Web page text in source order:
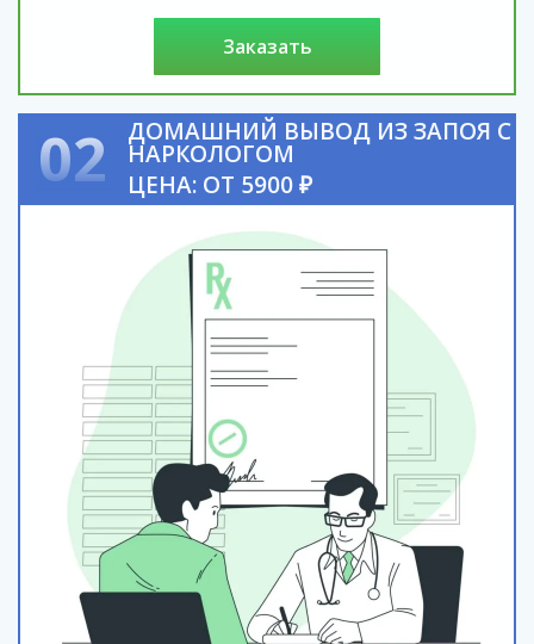
заказать
02 ДОМАШНИЙ ВЫВОД ИЗ ЗАПОЯ С
НАРКОЛОГОМ
ЦЕНА: ОТ 5900 ₽